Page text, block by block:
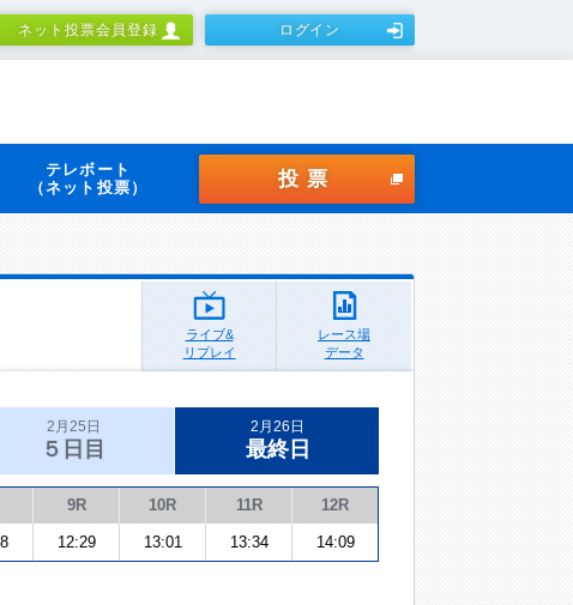
ネット投票会員登録 ログイン
テレボート
（ネット投票）
投票
ライブ&
リプレイ
レース場
データ
2月25日
５日目
2月26日
最終日
9R 10R 11R 12R
12:29 13:01 13:34 14:09